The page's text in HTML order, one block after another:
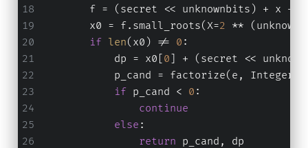
f = (secret << unknownbits) + x +
        x0 = f.small_roots(X=
2 **
if len(x0) != 0 :
            dp = x0[
0] + (secret <<
p_cand = factorize(e,
if p_cand < 0 :
continue
else :
return p_cand, dp